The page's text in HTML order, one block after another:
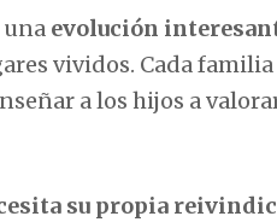
una evolución
vividos. Cada
a los hijos a
su propia